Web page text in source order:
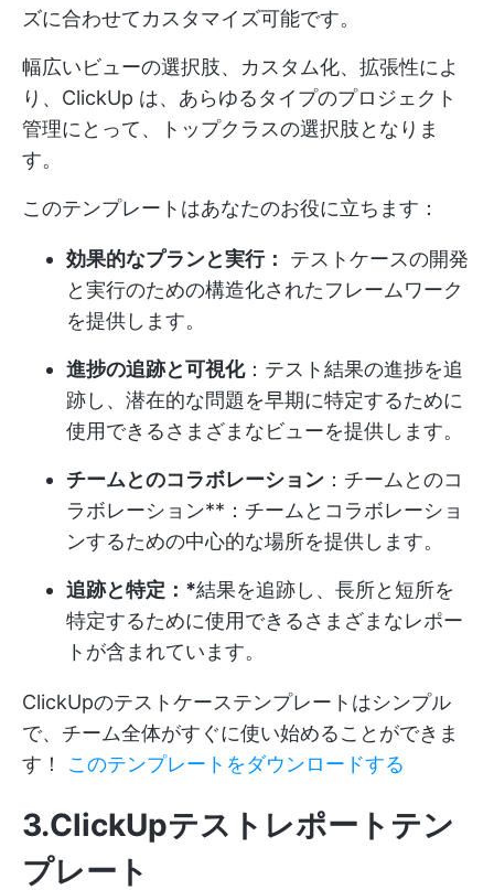
ズに合わせてカスタマイズ可能です。
幅広いビューの選択肢、カスタム化、拡張性によ
り、ClickUp は、あらゆるタイプのプロジェクト
管理にとって、トップクラスの選択肢となりま
す。
このテンプレートはあなたのお役に立ちます：
効果的なプランと実行：
テストケースの開発
と実行のための構造化されたフレームワーク
を提供します。
進捗の追跡と可視化：テスト結果の進捗を追
跡し、潜在的な問題を早期に特定するために
使用できるさまざまなビューを提供します。
チームとのコラボレーション ：チームとのコ
ラボレーション**：チームとコラボレーショ
ンするための中心的な場所を提供します。
追跡と特定：*結果を追跡し、長所と短所を
特定するために使用できるさまざまなレポー
トが含まれています。
ClickUpのテストケーステンプレートはシンプル
で、チーム全体がすぐに使い始めることができま
す！ このテンプレートをダウンロードする
3.ClickUpテストレポートテン
プレート